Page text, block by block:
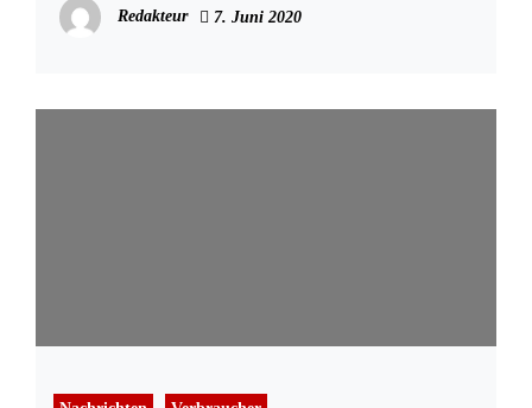
Redakteur 7. Juni 2020